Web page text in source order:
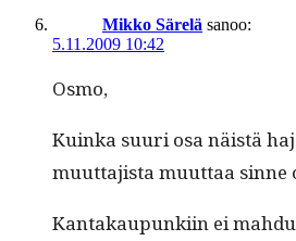
Mikko Särelä sanoo:
5.11.2009 10:42
Osmo,
Kuin­ka suuri osa näistä
muut­ta­jista muut­taa sinne
Kan­takaupunki­in ei